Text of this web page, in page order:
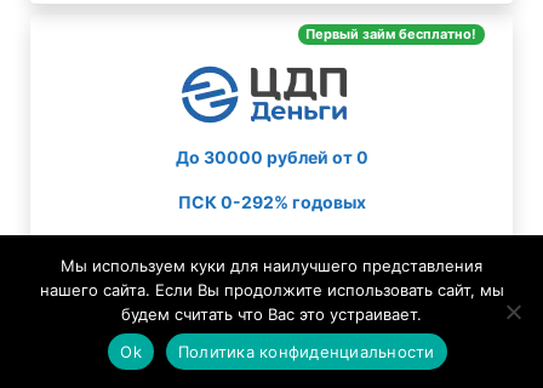
Первый займ бесплатно!
До 30000 рублей от 0
ПСК 0-292% годовых
Мы используем куки для наилучшего представления
нашего сайта. Если Вы продолжите использовать сайт, мы
будем считать что Вас это устраивает.
Ok
Политика конфиденциальности